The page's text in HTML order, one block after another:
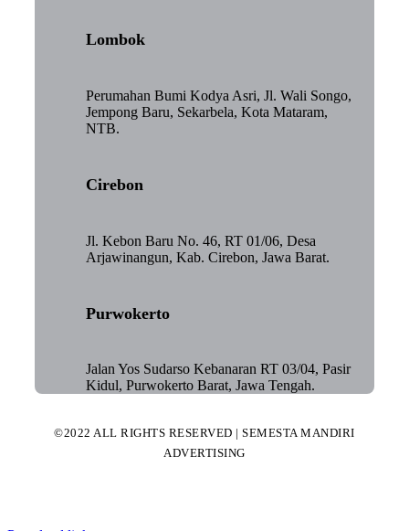
Lombok
Perumahan Bumi Kodya Asri, Jl. Wali Songo,
Jempong Baru, Sekarbela, Kota Mataram,
NTB.
Cirebon
Jl. Kebon Baru No. 46, RT 01/06, Desa
Arjawinangun, Kab. Cirebon, Jawa Barat.
Purwokerto
Jalan Yos Sudarso Kebanaran RT 03/04, Pasir
Kidul, Purwokerto Barat, Jawa Tengah.
©2022 ALL RIGHTS RESERVED | SEMESTA MANDIRI
ADVERTISING